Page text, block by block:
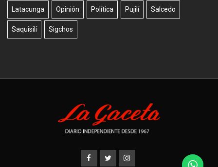
Latacunga Opinión Política Pujilí Salcedo
Saquisilí Sigchos